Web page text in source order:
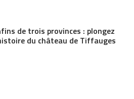
de trois provinces : plongez
du château de Tiffauges